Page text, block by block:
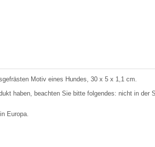
Motiv eines Hundes, 30 x 5 x 1,1 cm.
haben, beachten Sie bitte folgendes: nicht in der
Europa.